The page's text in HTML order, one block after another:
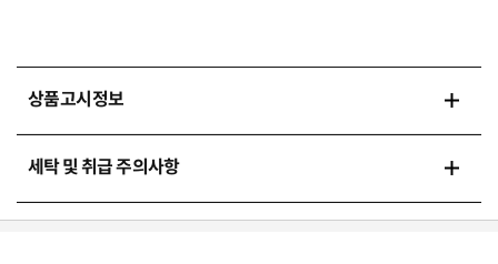
상품고시정보
세탁 및 취급 주의사항